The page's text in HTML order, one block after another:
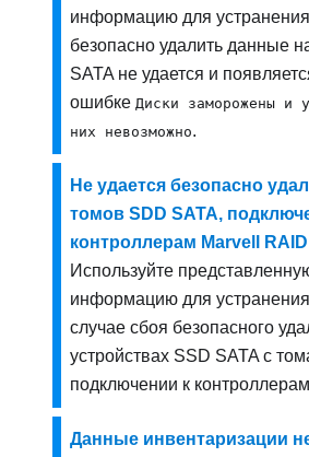
информацию для
безопасно удалить данные
SATA не удается и
ошибке Диски заморожены и
них невозможно.
Не удается безопасно
томов SDD SATA,
контроллерам Marvell RAID
Используйте
информацию для
случае сбоя безопасного
устройствах SSD SATA с
подключении к
Данные инвентаризации